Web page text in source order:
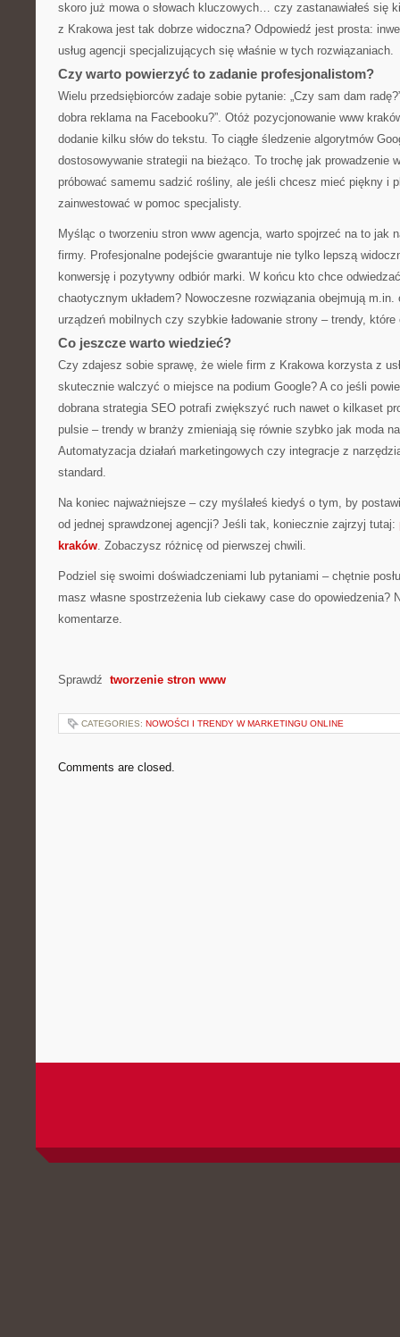
skoro już mowa o słowach kluczowych… czy zastanawiałeś się
z Krakowa jest tak dobrze widoczna? Odpowiedź jest prosta:
usług agencji specjalizujących się właśnie w tych rozwiązaniach.
Czy warto powierzyć to zadanie profesjonalistom?
Wielu przedsiębiorców zadaje sobie pytanie: „Czy sam dam
dobra reklama na Facebooku?”. Otóż pozycjonowanie www
dodanie kilku słów do tekstu. To ciągłe śledzenie algorytmów
dostosowywanie strategii na bieżąco. To trochę jak prowadzenie
próbować samemu sadzić rośliny, ale jeśli chcesz mieć piękny i
zainwestować w pomoc specjalisty.
Myśląc o tworzeniu stron www agencja, warto spojrzeć na to jak
firmy. Profesjonalne podejście gwarantuje nie tylko lepszą
konwersję i pozytywny odbiór marki. W końcu kto chce
chaotycznym układem? Nowoczesne rozwiązania obejmują
urządzeń mobilnych czy szybkie ładowanie strony – trendy,
Co jeszcze warto wiedzieć?
Czy zdajesz sobie sprawę, że wiele firm z Krakowa korzysta z
skutecznie walczyć o miejsce na podium Google? A co jeśli
dobrana strategia SEO potrafi zwiększyć ruch nawet o kilkaset
pulsie – trendy w branży zmieniają się równie szybko jak moda
Automatyzacja działań marketingowych czy integracje z
standard.
Na koniec najważniejsze – czy myślałeś kiedyś o tym, by
od jednej sprawdzonej agencji? Jeśli tak, koniecznie zajrzyj tutaj:
kraków. Zobaczysz różnicę od pierwszej chwili.
Podziel się swoimi doświadczeniami lub pytaniami – chętnie
masz własne spostrzeżenia lub ciekawy case do opowiedzenia?
komentarze.
Sprawdź tworzenie stron www
CATEGORIES: NOWOŚCI I TRENDY W MARKETINGU ONLINE
Comments are closed.